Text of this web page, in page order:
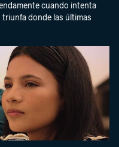
cuando intenta
donde las últimas